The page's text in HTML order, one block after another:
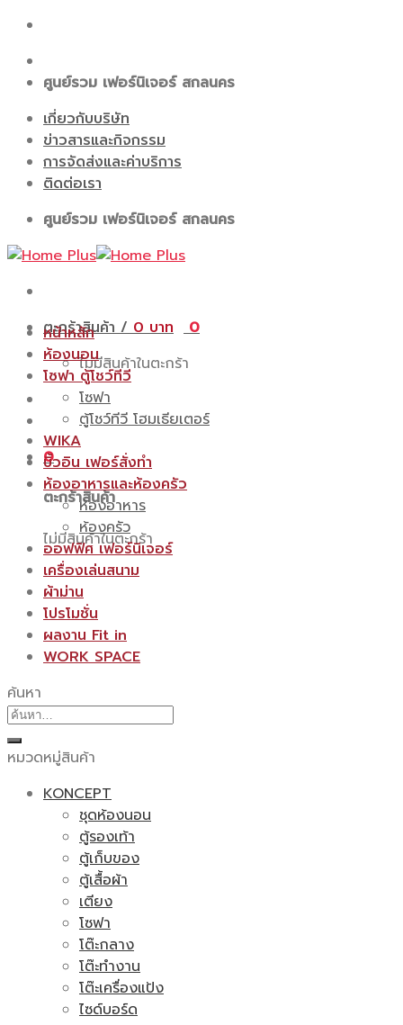
Skip
content
ศูนย์รวม เฟอร์นิเจอร์ สกลนคร
เกี่ยวกับบริษัท
ข่าวสารและกิจกรรม
การจัดส่งและค่าบริการ
ติดต่อเรา
ศูนย์รวม เฟอร์นิเจอร์ สกลนคร
ตะกร้าสินค้า /0
0
ไม่มีสินค้าในตะกร้า
0
ตะกร้าสินค้า
ไม่มีสินค้าในตะกร้า
หน้าหลัก
ห้องนอน
โซฟา ตู้โชว์ทีวี
โซฟา
ตู้โชว์ทีวี โฮมเธียเตอร์
WIKA
บิ้วอิน เฟอร์สั่งทำ
ห้องอาหารและห้องครัว
ห้องอาหาร
ห้องครัว
ออฟฟิศ เฟอร์นิเจอร์
เครื่องเล่นสนาม
ผ้าม่าน
โปรโมชั่น
ผลงาน Fit in
WORK SPACE
ค้นหา
ค้นหา:
หมวดหมู่สินค้า
KONCEPT
ชุดห้องนอน
ตู้รองเท้า
ตู้เก็บของ
ตู้เสื้อผ้า
เตียง
โซฟา
โต๊ะกลาง
โต๊ะทำงาน
โต๊ะเครื่องแป้ง
ไซด์บอร์ด